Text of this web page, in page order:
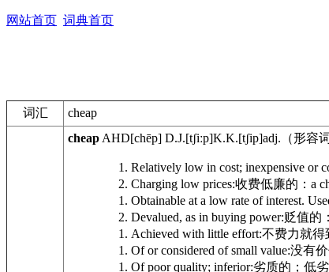
网站首页 词典首页
词汇 cheap
cheap AHD[chēp] D.J.[tʃiːp]K.K.[tʃip]adj. （形容
Relatively low in cost; inexpensive or
Charging low prices:收费低廉的： a
Obtainable at a low rate of interest.
Devalued, as in buying power:贬值的
Achieved with little effort:不费力就得
Of or considered of small value:没有
Of poor quality; inferior:劣质的；低劣